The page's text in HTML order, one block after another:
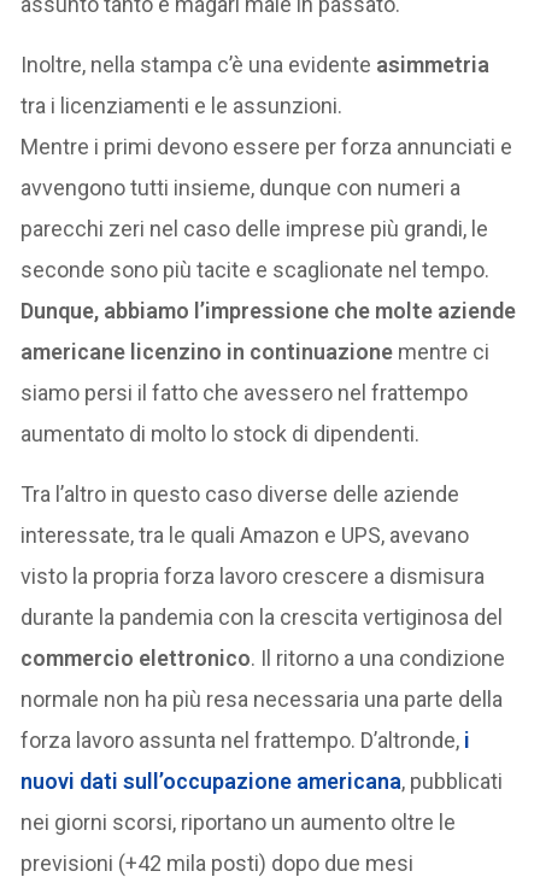
Inoltre, nella stampa c’è una evidente asimmetria
tra i licenziamenti e le assunzioni.
Mentre i primi devono essere per forza annunciati e
avvengono tutti insieme, dunque con numeri a
parecchi zeri nel caso delle imprese più grandi, le
seconde sono più tacite e scaglionate nel tempo.
Dunque, abbiamo l’impressione che molte aziende
americane licenzino in continuazione mentre ci
siamo persi il fatto che avessero nel frattempo
aumentato di molto lo stock di dipendenti.
Tra l’altro in questo caso diverse delle aziende
interessate, tra le quali Amazon e UPS, avevano
visto la propria forza lavoro crescere a dismisura
durante la pandemia con la crescita vertiginosa del
commercio elettronico. Il ritorno a una condizione
normale non ha più resa necessaria una parte della
forza lavoro assunta nel frattempo. D’altronde, i
nuovi dati sull’occupazione americana, pubblicati
nei giorni scorsi, riportano un aumento oltre le
previsioni (+42 mila posti) dopo due mesi